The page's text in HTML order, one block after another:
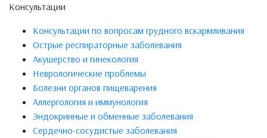
Консультации
Консультации по вопросам грудного вскармливания
Острые респираторные заболевания
Акушерство и гинекология
Неврологические проблемы
Болезни органов пищеварения
Аллергология и иммунология
Эндокринные и обменные заболевания
Сердечно-сосудистые заболевания